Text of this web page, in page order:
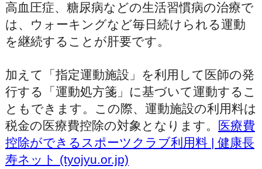
高血圧症、糖尿病などの生活習慣病の治療で
は、ウォーキングなど毎日続けられる運動
を継続することが肝要です。
加えて「指定運動施設」を利用して医師の発
行する「運動処方箋」に基づいて運動するこ
ともできます。この際、運動施設の利用料は
税金の医療費控除の対象となります。 医療費
控除ができるスポーツクラブ利用料 | 健康長
寿ネット (tyojyu.or.jp)